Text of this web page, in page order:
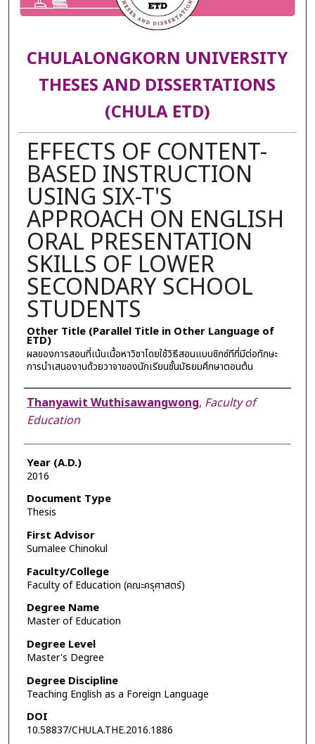
CHULALONGKORN UNIVERSITY
THESES AND DISSERTATIONS
(CHULA ETD)
EFFECTS OF CONTENT-
BASED INSTRUCTION
USING SIX-T'S
APPROACH ON ENGLISH
ORAL PRESENTATION
SKILLS OF LOWER
SECONDARY SCHOOL
STUDENTS
Other Title (Parallel Title in Other Language of
ETD)
ผลของการสอนที่เน้นเนื้อหาวิชาโดยใช้วิธีสอนแบบซิกซ์ทีที่มีต่อทักษะ
การนำเสนองานด้วยวาจาของนักเรียนชั้นมัธยมศึกษาตอนต้น
Author
Thanyawit Wuthisawangwong, Faculty of
Education
Year (A.D.)
2016
Document Type
Thesis
First Advisor
Sumalee Chinokul
Faculty/College
Faculty of Education (คณะครุศาสตร์)
Degree Name
Master of Education
Degree Level
Master's Degree
Degree Discipline
Teaching English as a Foreign Language
DOI
10.58837/CHULA.THE.2016.1886